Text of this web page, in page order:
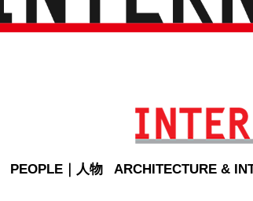
PEOPLE｜人物 ARCHITECTURE &